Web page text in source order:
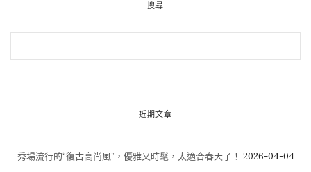
搜尋
近期文章
秀場流行的“復古高尚風”，優雅又時髦，太適合春天了！ 2026-04-04